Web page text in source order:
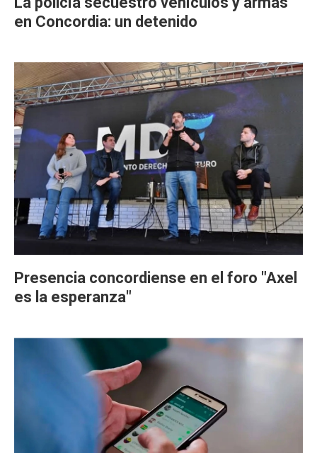
en Concordia: un detenido
Presencia concordiense en el foro "Axel
es la esperanza"